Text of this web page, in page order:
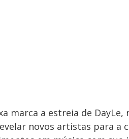
marca a estreia de
novos artistas para a